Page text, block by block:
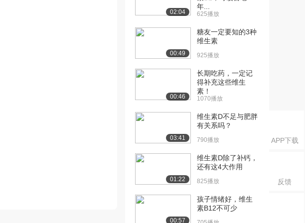
APP下载
反馈
02:04
年...
625播放
00:49
糖友一定要知的3种
维生素
925播放
00:46
长期吃药，一定记
得补充这些维生
素！
1070播放
03:41
维生素D不足与肥胖
有关系吗？
790播放
01:22
维生素D除了补钙，
还有这4大作用
825播放
00:57
孩子情绪好，维生
素B12不可少